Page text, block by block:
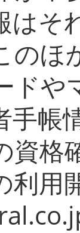
はそ
のほ
ドや
手帳
資格
利用